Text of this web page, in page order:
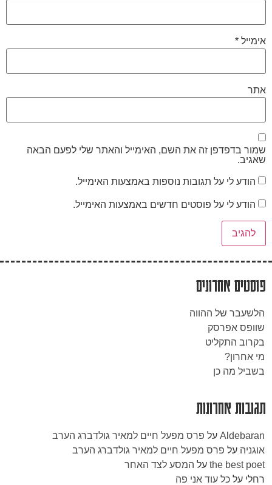
פוסטים אחרונים
הלשעבר של ההווה
שוופס אפרסק
בקרוב התקליט
מי אחרון?
בשביל מה כן
תגובות אחרונות
Aldebaran על פרס מפעל חיים למאיר גולדברג הערב
אוגניה על פרס מפעל חיים למאיר גולדברג הערב
the best poet על המסע לצד האחר
רחלי על כל עוד אני פה
אימייל *
אתר
שמור בדפדפן זה את השם, האימייל והאתר שלי לפעם הבאה
שאגיב.
הודע לי על תגובות נוספות באמצעות האימייל.
הודע לי על פוסטים חדשים באמצעות האימייל.